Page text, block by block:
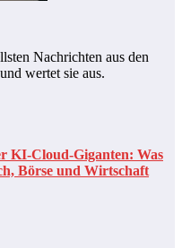
Nachrichten aus den
wertet sie aus.
KI-Cloud-Giganten: Was
Börse und Wirtschaft